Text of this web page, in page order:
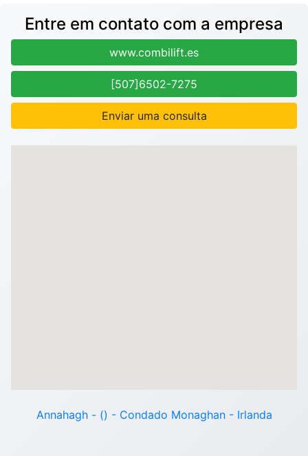
Entre em contato com a empresa
www.combilift.es
[507]6502-7275
Enviar uma consulta
Annahagh - () - Condado Monaghan - Irlanda